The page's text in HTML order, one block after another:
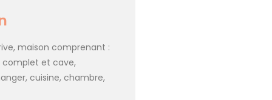
maison comprenant :
complet et cave,
cuisine, chambre,